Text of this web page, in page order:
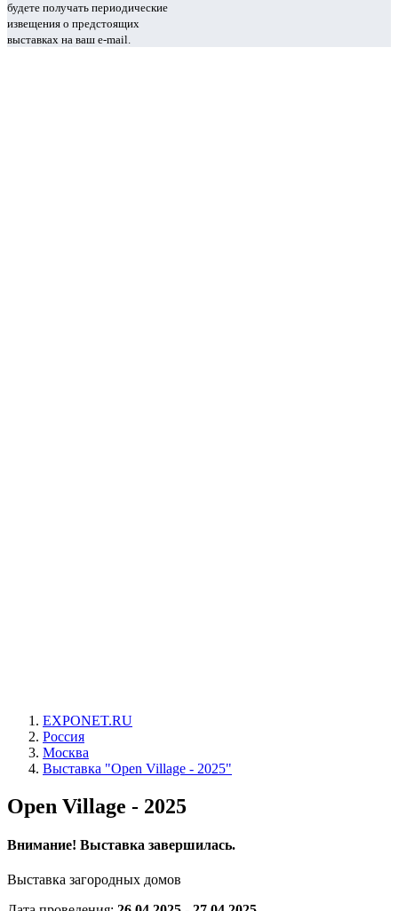
будете получать периодические
извещения о предстоящих
выставках на ваш e-mail.
EXPONET.RU
Россия
Москва
Выставка "Open Village - 2025"
Open Village - 2025
Внимание! Выставка завершилась.
Выставка загородных домов